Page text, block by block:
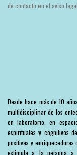
de contacto en el aviso
Desde hace más de 10
multidisciplinar de los
en laboratorio, en
espirituales y cognitivos
positivas y enriquecedoras
estimula a la persona a